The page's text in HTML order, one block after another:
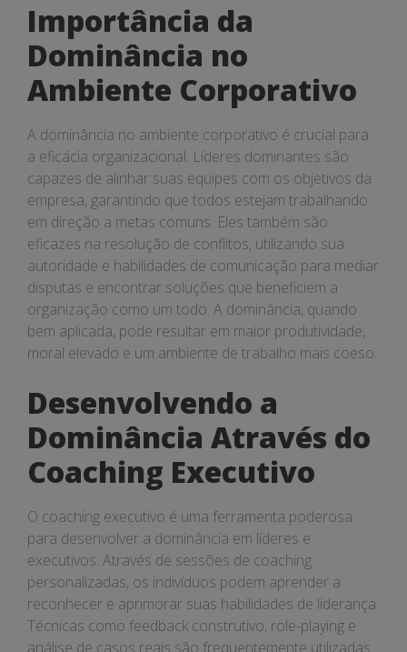
Importância da
Dominância no
Ambiente Corporativo
A dominância no ambiente corporativo é crucial para
a eficácia organizacional. Líderes dominantes são
capazes de alinhar suas equipes com os objetivos da
empresa, garantindo que todos estejam trabalhando
em direção a metas comuns. Eles também são
eficazes na resolução de conflitos, utilizando sua
autoridade e habilidades de comunicação para mediar
disputas e encontrar soluções que beneficiem a
organização como um todo. A dominância, quando
bem aplicada, pode resultar em maior produtividade,
moral elevado e um ambiente de trabalho mais coeso.
Desenvolvendo a
Dominância Através do
Coaching Executivo
O coaching executivo é uma ferramenta poderosa
para desenvolver a dominância em líderes e
executivos. Através de sessões de coaching
personalizadas, os indivíduos podem aprender a
reconhecer e aprimorar suas habilidades de liderança.
Técnicas como feedback construtivo, role-playing e
análise de casos reais são frequentemente utilizadas